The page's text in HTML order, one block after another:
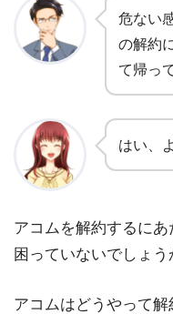
危ない
の解約
て帰っ
はい、
アコムを解約するに
困っていないでしょう
アコムはどうやって